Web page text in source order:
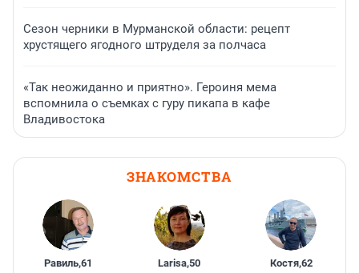
Сезон черники в Мурманской области: рецепт
хрустящего ягодного штруделя за полчаса
«Так неожиданно и приятно». Героиня мема
вспомнила о съемках с гуру пикапа в кафе
Владивостока
ЗНАКОМСТВА
Равиль,61 Larisa,50 Костя,62